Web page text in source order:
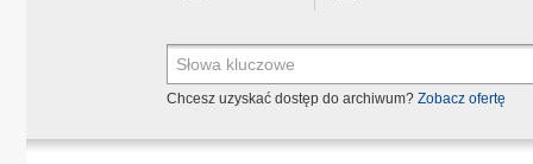
Chcesz uzyskać dostęp do archiwum? Zobacz ofertę